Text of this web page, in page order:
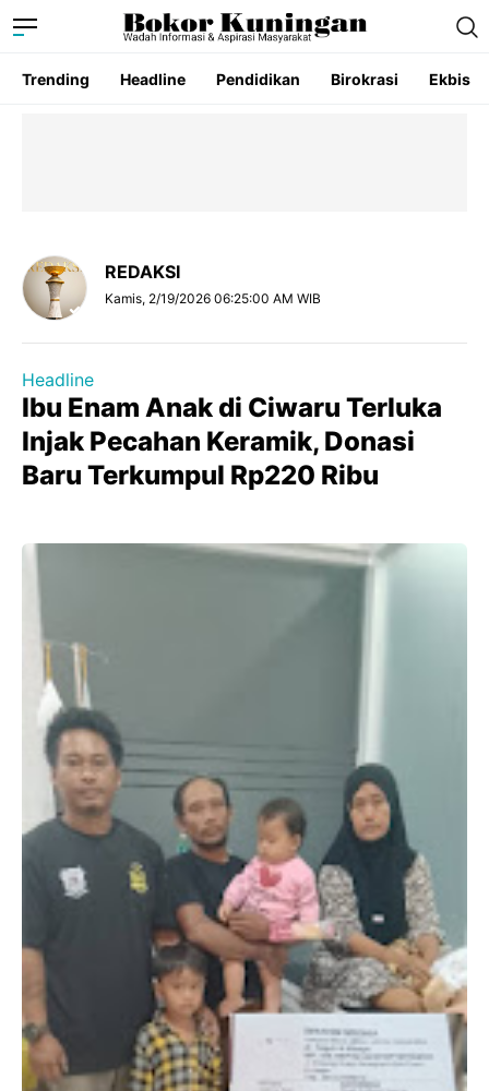
Trending Headline Pendidikan Birokrasi Ekbis
REDAKSI
Kamis, 2/19/2026 06:25:00 AM WIB
Headline
Ibu Enam Anak di Ciwaru Terluka
Injak Pecahan Keramik, Donasi
Baru Terkumpul Rp220 Ribu